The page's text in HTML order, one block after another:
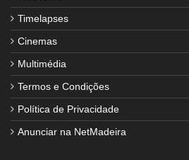
Timelapses
Cinemas
Multimédia
Termos e Condições
Política de Privacidade
Anunciar na NetMadeira